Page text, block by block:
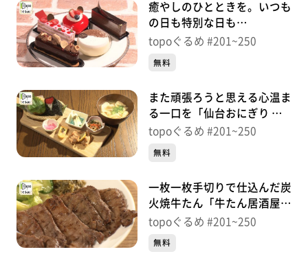
癒やしのひとときを。いつも
の日も特別な日も
「Patisserie TISSER」（宮城
るめ】
topoぐるめ #201~250
無料
また頑張ろうと思える心温ま
る一口を「仙台おにぎり 織
はや」（青葉区一番町）＃
topoぐるめ #201~250
無料
一枚一枚手切りで仕込んだ炭
火焼牛たん「牛たん居酒屋
集合郎 本店」（青葉区一番
topoぐるめ #201~250
無料